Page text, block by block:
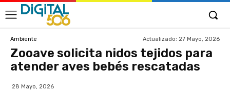
Ambiente Actualizado: 27 Mayo, 2026
Zooave solicita nidos tejidos para
atender aves bebés rescatadas
28 Mayo, 2026